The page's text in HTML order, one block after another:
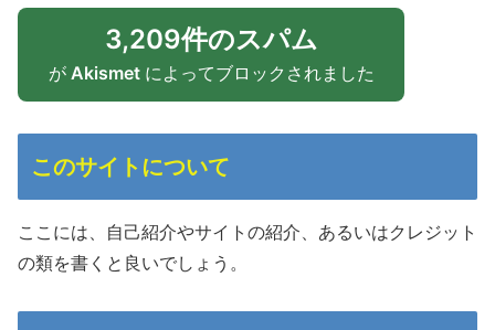
3,209件のスパム
が Akismetによってブロックされました
このサイトについて
ここには、自己紹介やサイトの紹介、あるいはクレジット
の類を書くと良いでしょう。